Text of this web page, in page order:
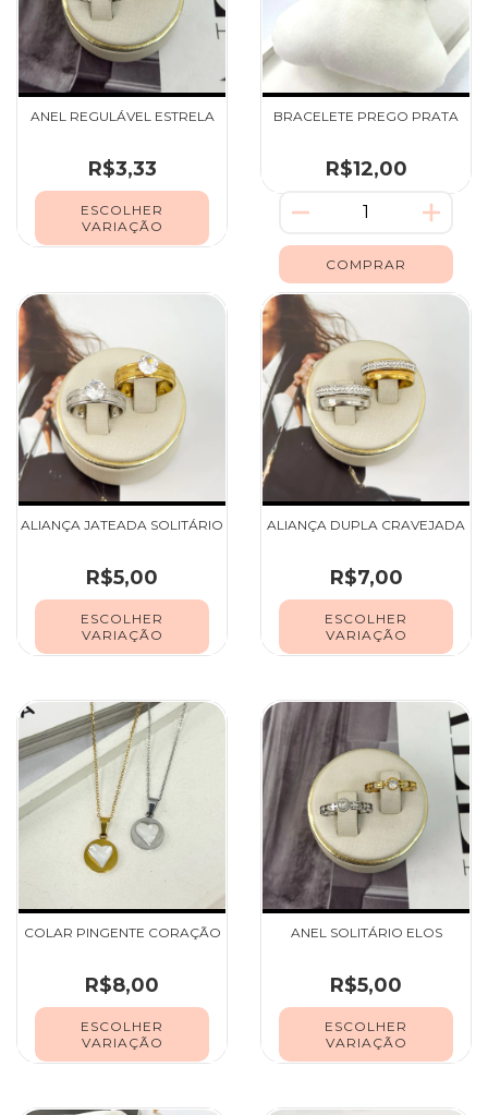
ANEL REGULÁVEL ESTRELA
R$3,33
ESCOLHER
VARIAÇÃO
BRACELETE PREGO PRATA
R$12,00
ALIANÇA JATEADA SOLITÁRIO
R$5,00
ESCOLHER
VARIAÇÃO
ALIANÇA DUPLA CRAVEJADA
R$7,00
ESCOLHER
VARIAÇÃO
COLAR PINGENTE CORAÇÃO
R$8,00
ESCOLHER
VARIAÇÃO
ANEL SOLITÁRIO ELOS
R$5,00
ESCOLHER
VARIAÇÃO